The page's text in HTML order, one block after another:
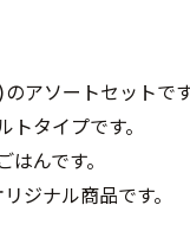
アソートセットです
タイプです。
んです。
ジナル商品です。